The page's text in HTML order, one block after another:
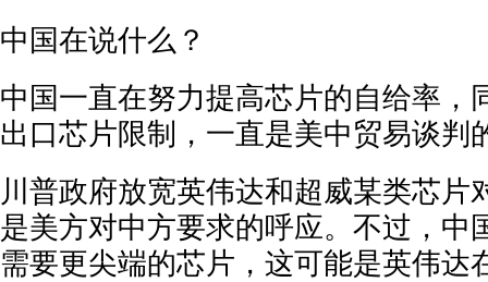
中国在说什么？
中国一直在努力提高芯片的自给率，
出口芯片限制，一直是美中贸易谈判
川普政府放宽英伟达和超威某类芯片
是美方对中方要求的呼应。不过，中
需要更尖端的芯片，这可能是英伟达